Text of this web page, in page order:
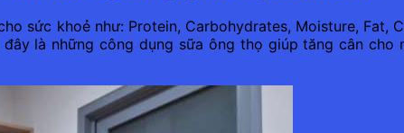
sức khoẻ như: Protein, Carbohydrates, Moisture, Fat,
là những công dụng sữa ông thọ giúp tăng cân